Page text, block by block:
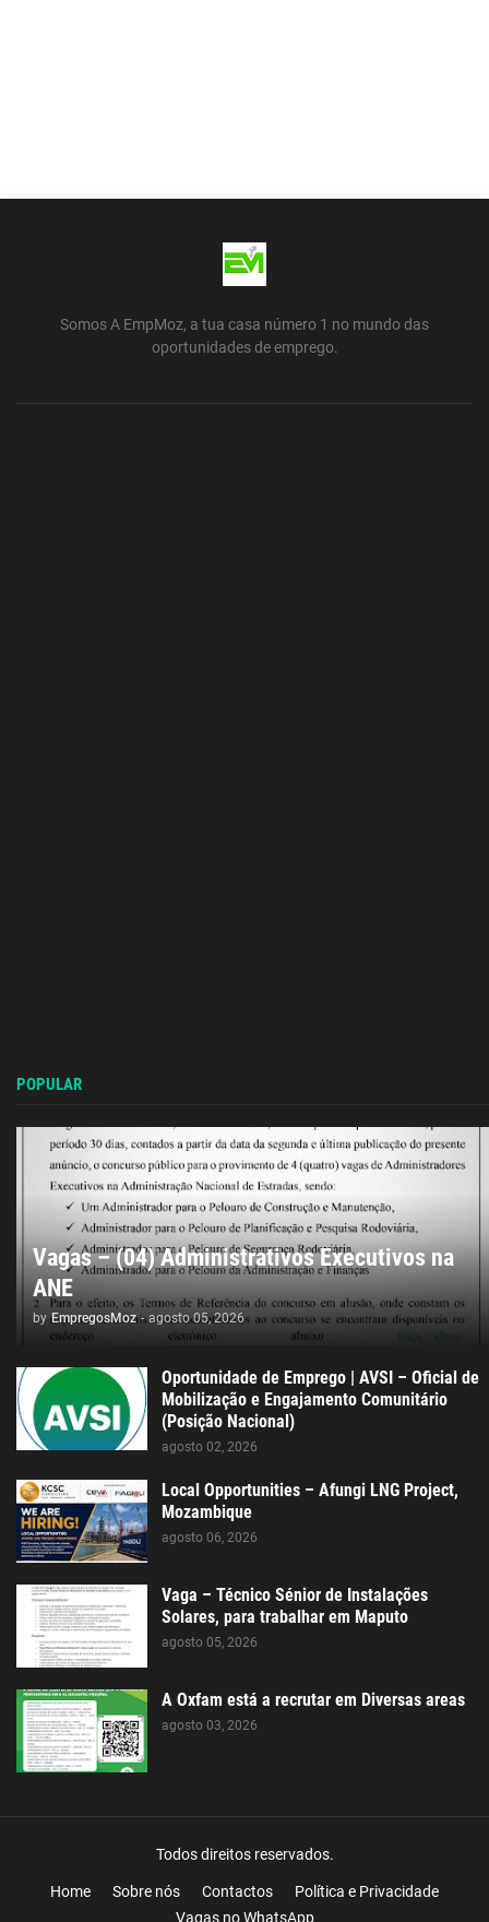
Somos A EmpMoz, a tua casa número 1 no mundo das
oportunidades de emprego.
POPULAR
Vagas – (04) Administrativos Executivos na
ANE
by EmpregosMoz - agosto 05, 2026
Oportunidade de Emprego | AVSI – Oficial de
Mobilização e Engajamento Comunitário
(Posição Nacional)
agosto 02, 2026
Local Opportunities – Afungi LNG Project,
Mozambique
agosto 06, 2026
Vaga – Técnico Sénior de Instalações
Solares, para trabalhar em Maputo
agosto 05, 2026
A Oxfam está a recrutar em Diversas areas
agosto 03, 2026
Todos direitos reservados.
Home Sobre nós Contactos
Política e Privacidade
Vagas no WhatsApp